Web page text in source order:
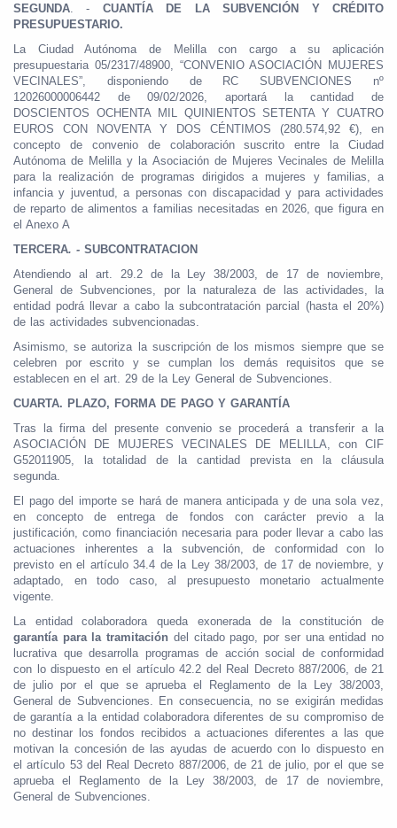
SEGUNDA. - CUANTÍA DE LA SUBVENCIÓN Y CRÉDITO
PRESUPUESTARIO.
La Ciudad Autónoma de Melilla con cargo a su aplicación
presupuestaria 05/2317/48900, “CONVENIO ASOCIACIÓN MUJERES
VECINALES”, disponiendo de RC SUBVENCIONES nº
12026000006442 de 09/02/2026, aportará la cantidad de
DOSCIENTOS OCHENTA MIL QUINIENTOS SETENTA Y CUATRO
EUROS CON NOVENTA Y DOS CÉNTIMOS (280.574,92 €), en
concepto de convenio de colaboración suscrito entre la Ciudad
Autónoma de Melilla y la Asociación de Mujeres Vecinales de Melilla
para la realización de programas dirigidos a mujeres y familias, a
infancia y juventud, a personas con discapacidad y para actividades
de reparto de alimentos a familias necesitadas en 2026, que figura en
el Anexo A
TERCERA. - SUBCONTRATACION
Atendiendo al art. 29.2 de la Ley 38/2003, de 17 de noviembre,
General de Subvenciones, por la naturaleza de las actividades, la
entidad podrá llevar a cabo la subcontratación parcial (hasta el 20%)
de las actividades subvencionadas.
Asimismo, se autoriza la suscripción de los mismos siempre que se
celebren por escrito y se cumplan los demás requisitos que se
establecen en el art. 29 de la Ley General de Subvenciones.
CUARTA. PLAZO, FORMA DE PAGO Y GARANTÍA
Tras la firma del presente convenio se procederá a transferir a la
ASOCIACIÓN DE MUJERES VECINALES DE MELILLA, con CIF
G52011905, la totalidad de la cantidad prevista en la cláusula
segunda.
El pago del importe se hará de manera anticipada y de una sola vez,
en concepto de entrega de fondos con carácter previo a la
justificación, como financiación necesaria para poder llevar a cabo las
actuaciones inherentes a la subvención, de conformidad con lo
previsto en el artículo 34.4 de la Ley 38/2003, de 17 de noviembre, y
adaptado, en todo caso, al presupuesto monetario actualmente
vigente.
La entidad colaboradora queda exonerada de la constitución de
garantía para la tramitación del citado pago, por ser una entidad no
lucrativa que desarrolla programas de acción social de conformidad
con lo dispuesto en el artículo 42.2 del Real Decreto 887/2006, de 21
de julio por el que se aprueba el Reglamento de la Ley 38/2003,
General de Subvenciones. En consecuencia, no se exigirán medidas
de garantía a la entidad colaboradora diferentes de su compromiso de
no destinar los fondos recibidos a actuaciones diferentes a las que
motivan la concesión de las ayudas de acuerdo con lo dispuesto en
el artículo 53 del Real Decreto 887/2006, de 21 de julio, por el que se
aprueba el Reglamento de la Ley 38/2003, de 17 de noviembre,
General de Subvenciones.